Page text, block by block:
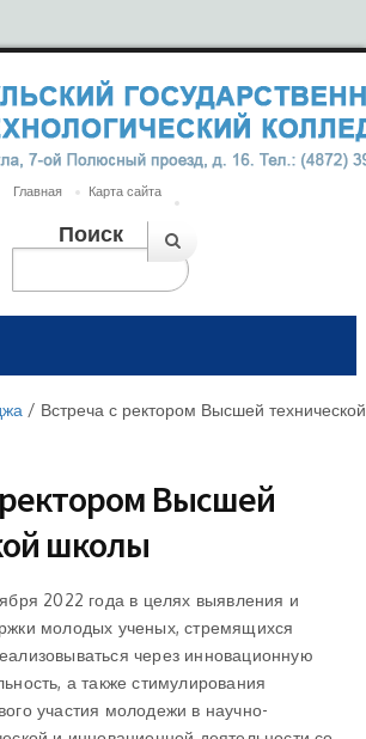
Главная Карта сайта
Поиск
/ Встреча с ректором Высшей технической
Высшей
школы
2022 года в целях выявления и
молодых ученых, стремящихся
через инновационную
а также стимулирования
участия молодежи в научно-